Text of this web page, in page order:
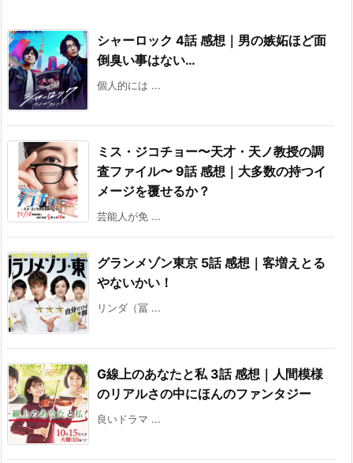
シャーロック 4話 感想｜男の嫉妬ほど面
倒臭い事はない…
個人的には ...
ミス・ジコチョー〜天才・天ノ教授の調
査ファイル〜 9話 感想｜大多数の持つイ
メージを覆せるか？
芸能人が免 ...
グランメゾン東京 5話 感想｜客増えとる
やないかい！
リンダ（冨 ...
G線上のあなたと私 3話 感想｜人間模様
のリアルさの中にほんのファンタジー
良いドラマ ...